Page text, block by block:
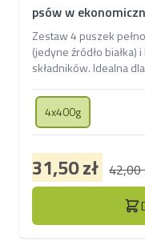
psów w
Zestaw 4 puszek
(jedyne źródło białka)
składników. Idealna
4x400g
31,50 zł 42,00